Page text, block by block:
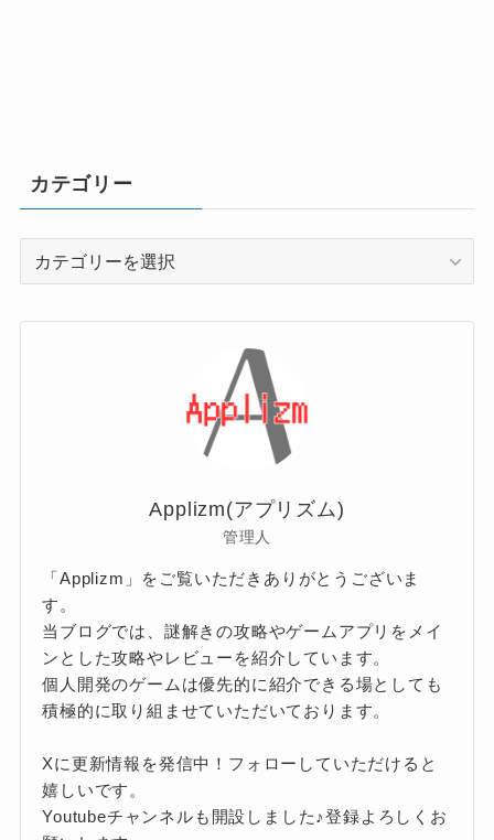
カテゴリー
Applizm(アプリズム)
管理人
「Applizm」をご覧いただきありがとうございま
す。
当ブログでは、謎解きの攻略やゲームアプリをメイ
ンとした攻略やレビューを紹介しています。
個人開発のゲームは優先的に紹介できる場としても
積極的に取り組ませていただいております。
Xに更新情報を発信中！フォローしていただけると
嬉しいです。
Youtubeチャンネルも開設しました♪登録よろしくお